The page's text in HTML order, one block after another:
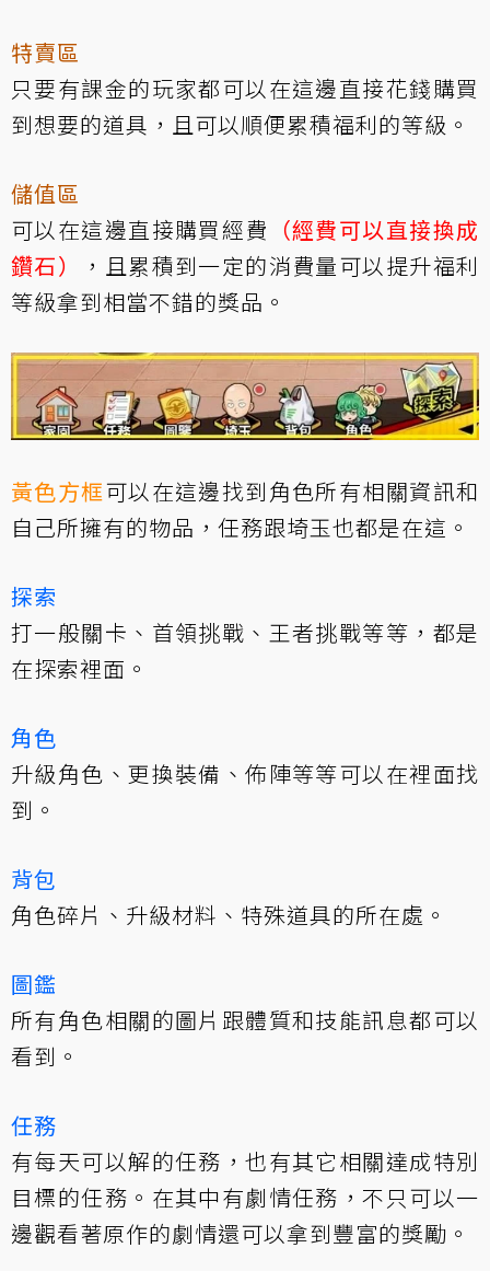
特賣區
只要有課金的玩家都可以在這邊直接花錢購買
到想要的道具，且可以順便累積福利的等級。
儲值區
可以在這邊直接購買經費 （經費可以直接換成
鑽石）
，且累積到一定的消費量可以提升福利
等級拿到相當不錯的獎品。
黃色方框可以在這邊找到角色所有相關資訊和
自己所擁有的物品，任務跟埼玉也都是在這。
探索
打一般關卡、首領挑戰、王者挑戰等等，都是
在探索裡面。
角色
升級角色、更換裝備、佈陣等等可以在裡面找
到。
背包
角色碎片、升級材料、特殊道具的所在處。
圖鑑
所有角色相關的圖片跟體質和技能訊息都可以
看到。
任務
有每天可以解的任務，也有其它相關達成特別
目標的任務。在其中有劇情任務，不只可以一
邊觀看著原作的劇情還可以拿到豐富的獎勵。